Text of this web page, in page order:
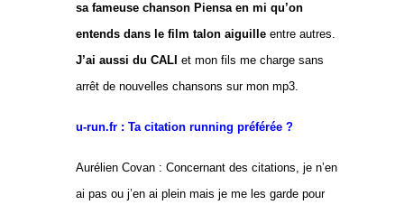
sa fameuse chanson Piensa en mi qu’on
entends dans le film talon aiguille entre autres.
J’ai aussi du CALI et mon fils me charge sans
arrêt de nouvelles chansons sur mon mp3.
u-run.fr : Ta citation running préférée ?
Aurélien Covan : Concernant des citations, je n’en
ai pas ou j’en ai plein mais je me les garde pour